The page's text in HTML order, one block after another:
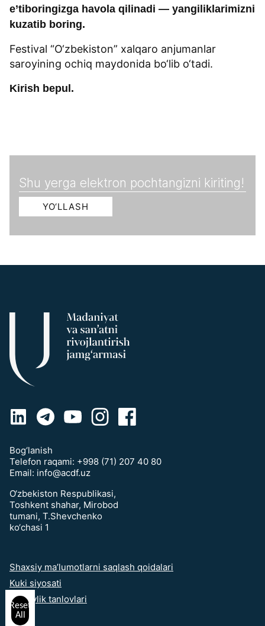
e’tiboringizga havola qilinadi — yangiliklarimizni
kuzatib boring.
Festival “O‘zbekiston” xalqaro anjumanlar
saroyining ochiq maydonida bo‘lib o‘tadi.
Kirish bepul.
Bog‘lanish
Telefon raqami: +998 (71) 207 40 80
Email: info@acdf.uz
O‘zbekiston Respublikasi,
Toshkent shahar, Mirobod
tumani, T.Shevchenko
ko‘chasi 1
Shaxsiy ma’lumotlarni saqlash qoidalari
Kuki siyosati
Maxfiylik tanlovlari
Reset
All